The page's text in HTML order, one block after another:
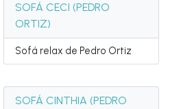
SOFÁ CECI (PEDRO
ORTIZ)
Sofá relax de Pedro Ortiz
SOFÁ CINTHIA (PEDRO